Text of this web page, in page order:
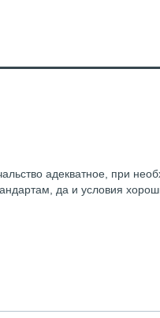
адекватное, при
да и условия